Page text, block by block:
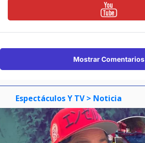
Mostrar Comentarios
Espectáculos Y TV > Noticia